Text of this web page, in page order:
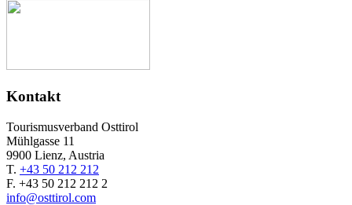
Kontakt
Tourismusverband Osttirol
Mühlgasse 11
9900 Lienz, Austria
T. +43 50 212 212
F. +43 50 212 212 2
info@osttirol.com